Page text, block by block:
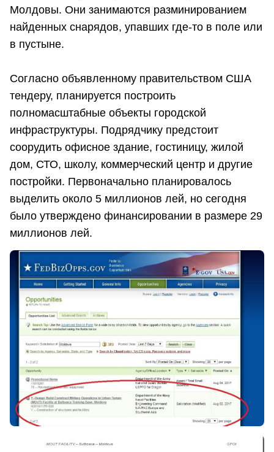
Молдовы. Они занимаются разминированием
найденных снарядов, упавших где-то в поле или
в пустыне.
Согласно объявленному правительством США
тендеру, планируется построить
полномасштабные объекты городской
инфраструктуры. Подрядчику предстоит
соорудить офисное здание, гостиницу, жилой
дом, СТО, школу, коммерческий центр и другие
постройки. Первоначально планировалось
выделить около 5 миллионов лей, но сегодня
было утверждено финансировании в размере 29
миллионов лей.